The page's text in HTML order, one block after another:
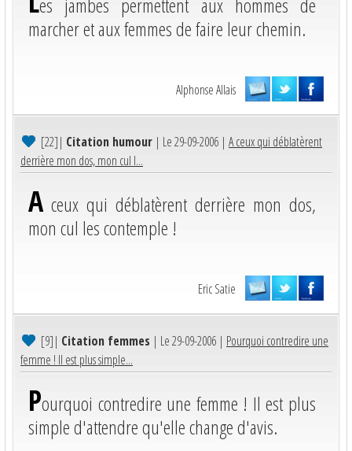
marcher et aux femmes de faire leur chemin.
Alphonse Allais
[22]| Citation humour | Le 29-09-2006 | A ceux qui déblatèrent
derrière mon dos, mon cul l...
Aceux qui déblatèrent derrière mon dos,
mon cul les contemple !
Eric Satie
[9]| Citation femmes | Le 29-09-2006 | Pourquoi contredire une
femme ! Il est plus simple...
Pourquoi contredire une femme ! Il est plus
simple d'attendre qu'elle change d'avis.